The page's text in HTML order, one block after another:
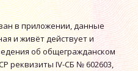
в приложении, данные
и живёт действует и
об общегражданском
реквизиты IV-СБ № 602603,